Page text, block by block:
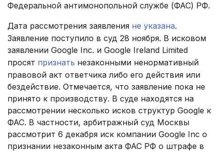
Федеральной антимонопольной службе (ФАС) РФ.
Дата рассмотрения заявления не указана.
Заявление поступило в суд 28 ноября. В исковом
заявлении Google Inc. и Google Ireland Limited
просят признать незаконными ненормативный
правовой акт ответчика либо его действия или
бездействие. Отмечается, что заявление пока не
принято к производству. В суде находятся на
рассмотрении несколько исков структур Google к
ФАС. В частности, арбитражный суд Москвы
рассмотрит 6 декабря иск компании Google Inc о
признании незаконным акта ФАС РФ о штрафе в